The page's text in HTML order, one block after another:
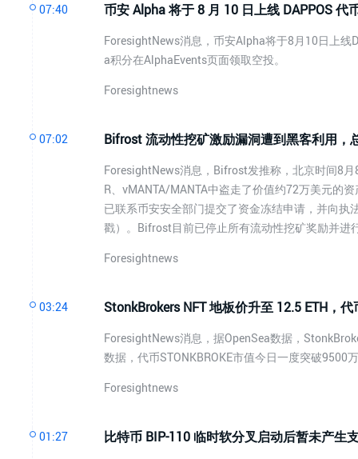
07:40 币安 Alpha 将于 8 月 10 日上线 DAPPOS 代
ForesightNews消息，币安Alpha将于8月10日上线
a积分在AlphaEvents页面领取空投。
Foresightnews
07:02 Bifrost 流动性挖矿激励漏洞遭到黑客利用，
ForesightNews消息，Bifrost发推称，北京时间8
R、vMANTA/MANTA中盗走了价值约72万美元的
已联系币安安全部门提交了资金冻结申请，并向
戳）。Bifrost目前已停止所有流动性挖矿奖励并进
Foresightnews
03:24 StonkBrokers NFT 地板价升至 12.5 ETH，
ForesightNews消息，据OpenSea数据，
数据，代币STONKBROKE市值今日一度突破9500
Foresightnews
01:27 比特币 BIP-110 临时软分叉启动后暂未产生